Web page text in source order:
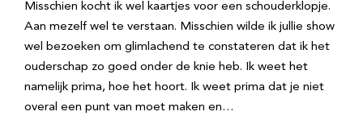
Misschien kocht ik wel kaartjes voor een schouderklopje.
Aan mezelf wel te verstaan. Misschien wilde ik jullie show
wel bezoeken om glimlachend te constateren dat ik het
ouderschap zo goed onder de knie heb. Ik weet het
namelijk prima, hoe het hoort. Ik weet prima dat je niet
overal een punt van moet maken en…